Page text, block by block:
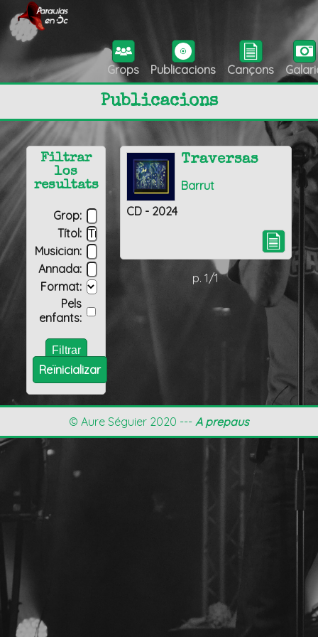
Grops Publicacions Cançons
Publicacions
Traversas
Barrut
CD - 2024
p. 1/1
Filtrar
los
resultats
Grop:
Títol:
Musician:
Annada:
Format:
Pels
enfants:
Reïnicializar
© Aure Séguier 2020 --- A prepaus